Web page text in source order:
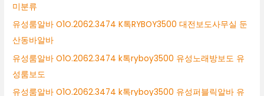
미분류
유성룸알바 O1O.2062.3474 K톡RYBOY3500 대전보도사무실 둔
산동바알바
유성룸알바 O1O.2062.3474 k톡ryboy3500 유성노래방보도 유
성룸보도
유성룸알바 O1O.2062.3474 k톡ryboy3500 유성퍼블릭알바 유